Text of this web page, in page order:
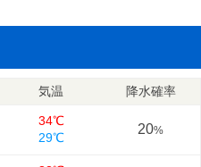
気温 降水確率
34℃
29℃
20%